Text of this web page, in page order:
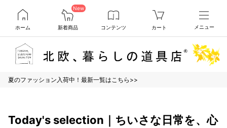
ホーム
New
新着商品 コンテンツ カート メニュー
夏のファッション入荷中！最新一覧はこちら>>
Today's selection｜ちいさな日常を、心